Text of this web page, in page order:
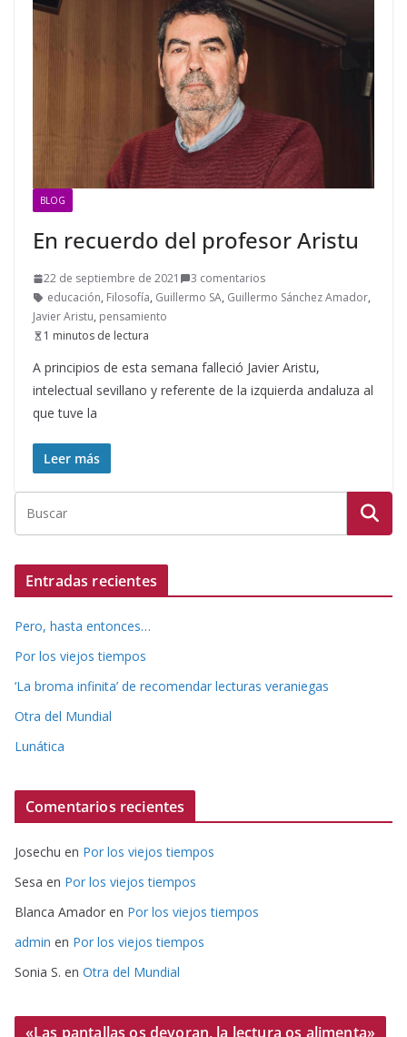
BLOG
En recuerdo del profesor Aristu
22 de septiembre de 2021
3 comentarios
educación, Filosofía, Guillermo SA, Guillermo Sánchez Amador,
Javier Aristu, pensamiento
1 minutos de lectura
A principios de esta semana falleció Javier Aristu,
intelectual sevillano y referente de la izquierda andaluza al
que tuve la
Leer más
Entradas recientes
Pero, hasta entonces…
Por los viejos tiempos
‘La broma infinita’ de recomendar lecturas veraniegas
Otra del Mundial
Lunática
Comentarios recientes
Josechu en Por los viejos tiempos
Sesa en Por los viejos tiempos
Blanca Amador en Por los viejos tiempos
admin en Por los viejos tiempos
Sonia S. en Otra del Mundial
«Las pantallas os devoran, la lectura os alimenta»